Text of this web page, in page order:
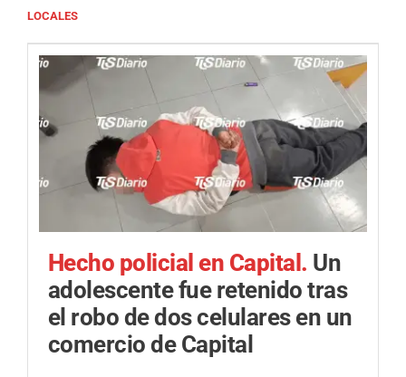
LOCALES
Hecho policial en Capital. Un
adolescente fue retenido tras
el robo de dos celulares en un
comercio de Capital